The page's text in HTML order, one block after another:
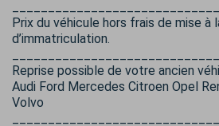
Prix du véhicule hors frais de mise
d’immatriculation.
Reprise possible de votre ancien
Audi Ford Mercedes Citroen Opel
Volvo